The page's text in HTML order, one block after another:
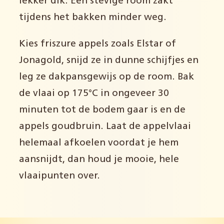
tijdens het bakken minder weg.
Kies friszure appels zoals Elstar of
Jonagold, snijd ze in dunne schijfjes en
leg ze dakpansgewijs op de room. Bak
de vlaai op 175°C in ongeveer 30
minuten tot de bodem gaar is en de
appels goudbruin. Laat de appelvlaai
helemaal afkoelen voordat je hem
aansnijdt, dan houd je mooie, hele
vlaaipunten over.